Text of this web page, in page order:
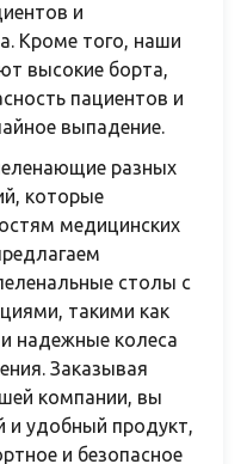
и
Кроме того, наши
высокие борта,
пациентов и
выпадение.
разных
которые
медицинских
столы с
такими как
надежные колеса
Заказывая
компании, вы
и удобный продукт,
и безопасное